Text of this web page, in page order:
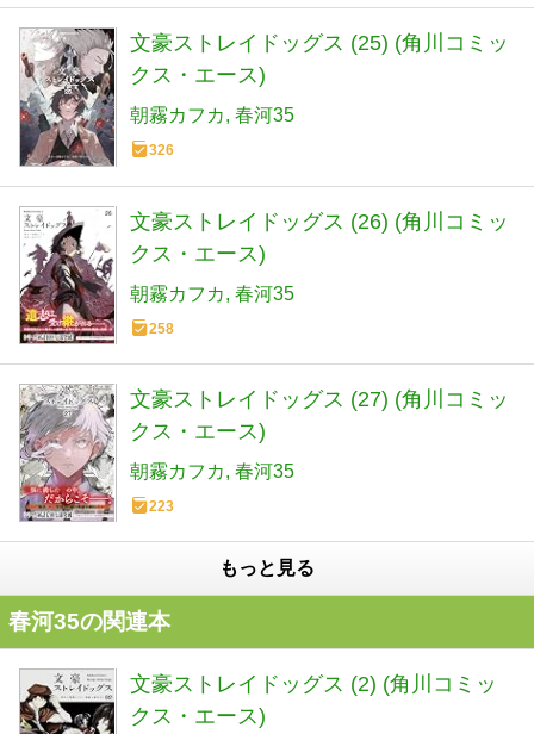
文豪ストレイドッグス (25) (角川コミッ
クス・エース)
朝霧カフカ 春河35
326
文豪ストレイドッグス (26) (角川コミッ
クス・エース)
朝霧カフカ 春河35
258
文豪ストレイドッグス (27) (角川コミッ
クス・エース)
朝霧カフカ 春河35
223
もっと見る
春河35の関連本
文豪ストレイドッグス (2) (角川コミッ
クス・エース)